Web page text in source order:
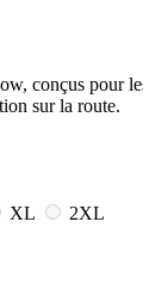
conçus pour
sur la route.
XL
2XL